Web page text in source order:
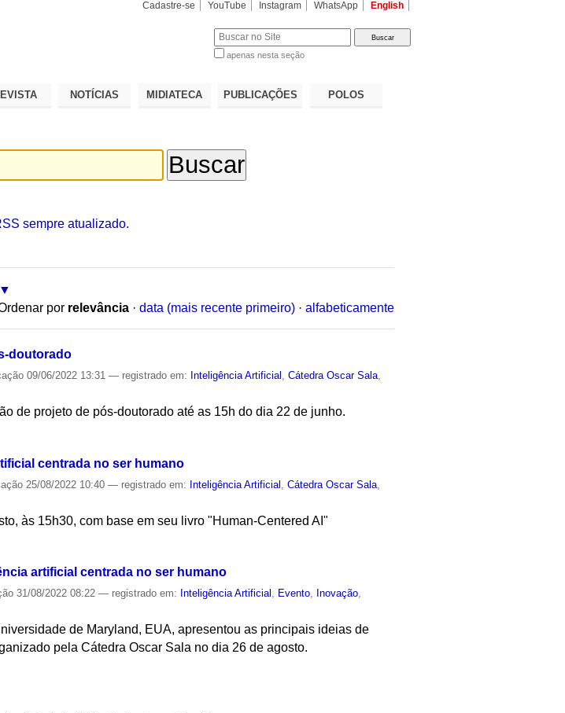
Cadastre-se YouTube Instagram WhatsApp English
apenas nesta seção
NOTÍCIAS MIDIATECA PUBLICAÇÕES POLOS
sempre atualizado.
por relevância · data (mais recente primeiro) · alfabeticamente
doutorado
09/06/2022 13:31— registrado em: Inteligência Artificial ,Cátedra Oscar Sala
de projeto de pós-doutorado até as 15h do dia 22 de junho.
centrada no ser humano
25/08/2022 10:40— registrado em: Inteligência Artificial ,Cátedra Oscar Sala
às 15h30, com base em seu livro "Human-Centered AI"
artificial centrada no ser humano
31/08/2022 08:22— registrado em: Inteligência Artificial , Evento, Inovação,
de Maryland, EUA, apresentou as principais ideias de
pela Cátedra Oscar Sala no dia 26 de agosto.